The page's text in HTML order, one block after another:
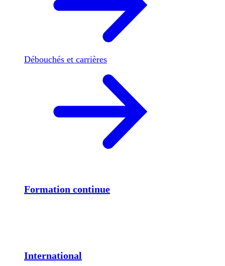
Débouchés et carrières
Formation continue
International